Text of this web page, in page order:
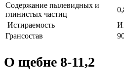
Содержание пылевидных и
глинистых частиц
Истираемость
Грансостав
О щебне 8-11,2